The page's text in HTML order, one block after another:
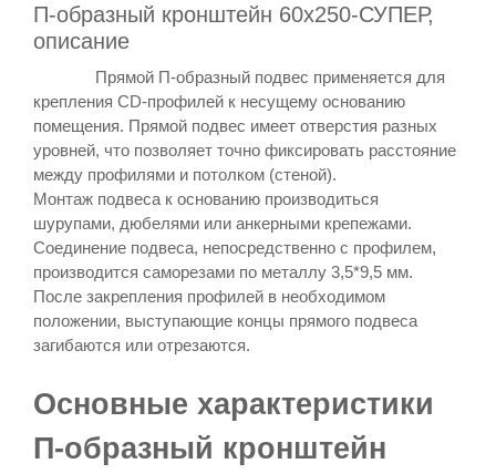
П-образный кронштейн 60х250-СУПЕР,
описание
Прямой П-образный подвес применяется для
крепления CD-профилей к несущему основанию
помещения. Прямой подвес имеет отверстия разных
уровней, что позволяет точно фиксировать расстояние
между профилями и потолком (стеной).
Монтаж подвеса к основанию производиться
шурупами, дюбелями или анкерными крепежами.
Соединение подвеса, непосредственно с профилем,
производится саморезами по металлу 3,5*9,5 мм.
После закрепления профилей в необходимом
положении, выступающие концы прямого подвеса
загибаются или отрезаются.
Основные характеристики
П-образный кронштейн